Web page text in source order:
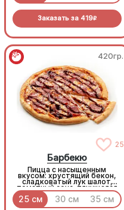
Заказать за 419R
420гр.
25
Барбекю
Пицца с насыщенным
вкусом: хрустящий бекон,
сладковатый лук шалот,
томатный соус, тянущаяся
моцарелла и дымный
прянный соус барбекю.
25 см 30 см 35 см